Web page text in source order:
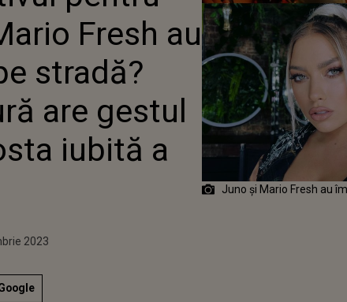
VEZI CE LEGĂTURĂ ARE GESTUL
ARTIȘTILOR CU FOSTA IUBITĂ A
LUI JUNO! Fresh au
stradă?
are gestul
iubită a
20222023
Juno și Mario Fresh au